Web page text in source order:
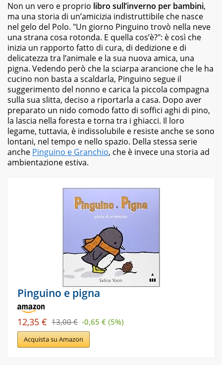
Non un vero e proprio libro sull’inverno per bambini,
ma una storia di un’amicizia indistruttibile che nasce
nel gelo del Polo. "Un giorno Pinguino trovò nella neve
una strana cosa rotonda. E quella cos’è?": è così che
inizia un rapporto fatto di cura, di dedizione e di
delicatezza tra l’animale e la sua nuova amica, una
pigna. Vedendo però che la sciarpa arancione che le ha
cucino non basta a scaldarla, Pinguino segue il
suggerimento del nonno e carica la piccola compagna
sulla sua slitta, deciso a riportarla a casa. Dopo aver
preparato un nido comodo fatto di soffici aghi di pino,
la lascia nella foresta e torna tra i ghiacci. Il loro
legame, tuttavia, è indissolubile e resiste anche se sono
lontani, nel tempo e nello spazio. Della stessa serie
anche Pinguino e Granchio, che è invece una storia ad
ambientazione estiva.
Pinguino e pigna
12,35 € 13,00 € -0,65 € (5%)
Acquista su Amazon